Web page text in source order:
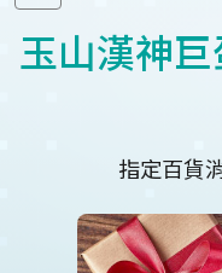
玉山漢神
指定百貨